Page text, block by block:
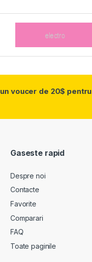
un voucer de 20$ pentru
Gaseste rapid
Despre noi
Contacte
Favorite
Comparari
FAQ
Toate paginile